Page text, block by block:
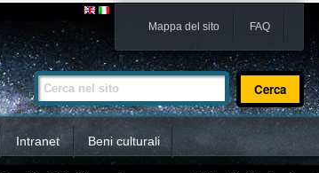
Mappa del sito FAQ
Cerca nel sito
Ricerca
avanzata…
Intranet Beni culturali